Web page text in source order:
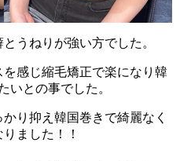
うねりが強い方でした。
感じ縮毛矯正で楽になり韓
いとの事でした。
り抑え韓国巻きで綺麗なく
ました！！